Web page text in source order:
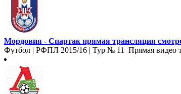
Мордовия - Спартак прямая трансляция
Футбол | РФПЛ 2015/16 | Тур № 11 Прямая видео